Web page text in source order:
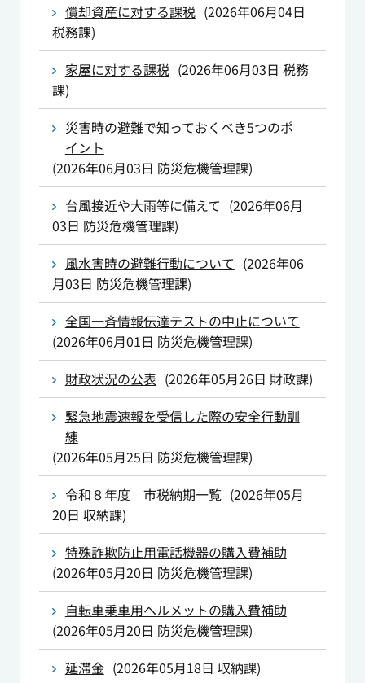
償却資産に対する課税 (2026年06月04日
税務課)
家屋に対する課税 (2026年06月03日 税務
課)
災害時の避難で知っておくべき5つのポ
イント
(2026年06月03日 防災危機管理課)
台風接近や大雨等に備えて (2026年06月
03日 防災危機管理課)
風水害時の避難行動について (2026年06
月03日 防災危機管理課)
全国一斉情報伝達テストの中止について
(2026年06月01日 防災危機管理課)
財政状況の公表 (2026年05月26日 財政課)
緊急地震速報を受信した際の安全行動訓
練
(2026年05月25日 防災危機管理課)
令和８年度 市税納期一覧 (2026年05月
20日 収納課)
特殊詐欺防止用電話機器の購入費補助
(2026年05月20日 防災危機管理課)
自転車乗車用ヘルメットの購入費補助
(2026年05月20日 防災危機管理課)
延滞金 (2026年05月18日 収納課)